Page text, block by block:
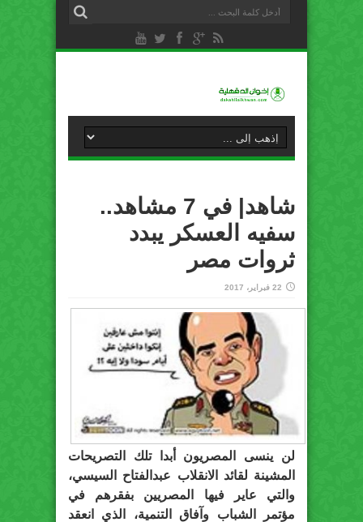
شاهد| في 7 مشاهد..
سفيه العسكر يبدد
ثروات مصر
22 فبراير، 2017
لن ينسى المصريون أبدا تلك التصريحات
المشينة لقائد الانقلاب عبدالفتاح السيسي،
والتي عاير فيها المصريين بفقرهم في
مؤتمر الشباب وآفاق التنمية، الذي انعقد